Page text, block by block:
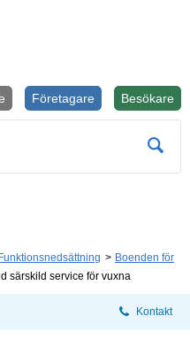
Besökare
Företagare
Funktionsnedsättning
Boenden för
särskild service för vuxna
Kontakt